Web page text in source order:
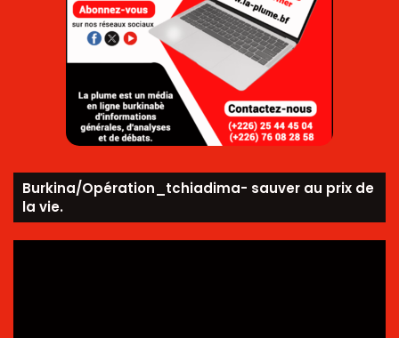
Burkina/Opération_tchiadima- sauver au prix de
la vie.